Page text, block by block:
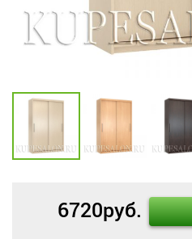
6720руб.